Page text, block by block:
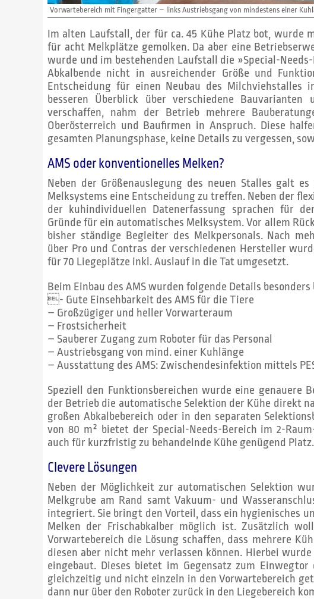
Vorwartebereich mit Fingergatter – links Austriebsgang von mindestens einer
Im alten Laufstall, der für ca. 45 Kühe Platz bot, wurde
für acht Melk­plätze gemolken. Da aber eine
wurde und im bestehenden Laufstall die »Special-
Abkalbende nicht in ausreichender Größe und
Entscheidung für einen Neubau des Milchviehstalles
besseren Überblick über verschiedene
verschaffen, nahm der Betrieb mehrere
Oberösterreich und Baufirmen in Anspruch. Diese
gesamten Planungsphase, keine Details zu vergessen,
AMS oder konventionelles Melken?
Neben der Größenauslegung des neuen Stalles galt
Melksystems eine Entscheidung zu treffen. Neben der
der kuhindividuellen Datenerfassung sprachen für
Gründe für ein automatisches Melksystem. Vor allem
bisher ständige Begleiter des Melkpersonals. Nach
über Pro und Contras der verschiedenen Hersteller
für 70 Liegeplätze inkl. Auslauf in die Tat umgesetzt.
Beim Einbau des AMS wurden folgende Details
- Gute Einsehbarkeit des AMS für die Tiere
– Großzügiger und heller Vorwarteraum
– Frostsicherheit
– Sauberer Zugang zum Roboter für das Personal
– Austriebsgang von mind. einer Kuhlänge
– Ausstattung des AMS: Zwischendesinfektion mittels
Speziell den Funktionsbereichen wurde eine genauere
der Betrieb die automatische Selektion der Kühe direkt
großen Abkalbebereich oder in den separaten
von 80 m² bietet der Special-Needs-Bereich im 2-
auch für kurzfristig zu behandelnde Kühe genügend Platz.
Clevere Lösungen
Neben der Möglichkeit zur automatischen Selektion
Melkgrube am Rand samt Vakuum- und
integriert. Sie bringt den Vorteil, dass ein hygienisches
Melken der Frischabkalber möglich ist. Zusätzlich
Vorwartebereich die Lösung schaffen, dass mehrere
diesen aber nicht mehr verlassen können. Hierbei
eingebaut. Dieses bietet im Gegensatz zum
gleichzeitig und nicht einzeln in den Vorwartebereich
dann nur über den Roboter zurück in den Liegebereich